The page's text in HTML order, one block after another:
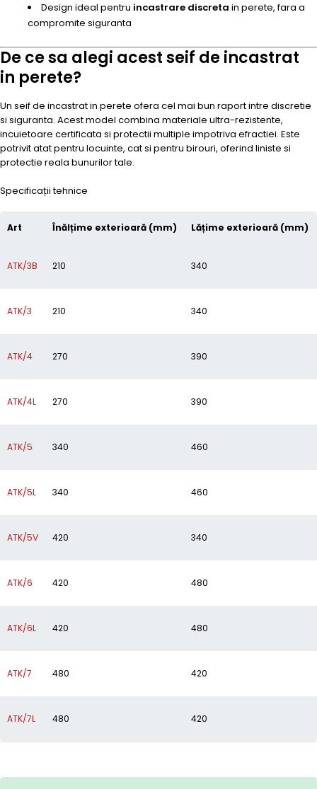
Design ideal pentru incastrare discreta in perete, fara a
compromite siguranta
De ce sa alegi acest seif de incastrat
in perete?
Un seif de incastrat in perete ofera cel mai bun raport intre discretie
si siguranta. Acest model combina materiale ultra-rezistente,
incuietoare certificata si protectii multiple impotriva efractiei. Este
potrivit atat pentru locuinte, cat si pentru birouri, oferind liniste si
protectie reala bunurilor tale.
Specificații tehnice
Art Înălțime exterioară (mm) Lățime exterioară (mm)
ATK/3B 210 340
ATK/3 210 340
ATK/4 270 390
ATK/4L 270 390
ATK/5 340 460
ATK/5L 340 460
ATK/5V 420 340
ATK/6 420 480
ATK/6L 420 480
ATK/7 480 420
ATK/7L 480 420